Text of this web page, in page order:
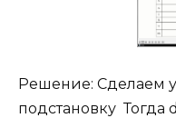
Решение: Cделаем
подстановку Тогда